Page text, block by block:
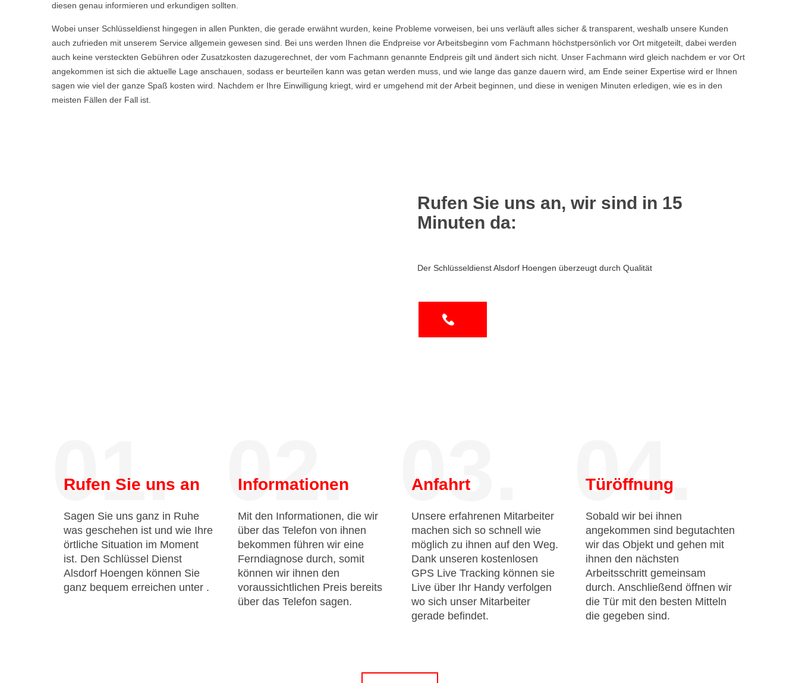
diesen genau informieren und erkundigen sollten.
Wobei unser Schlüsseldienst hingegen in allen Punkten, die gerade erwähnt wurden, keine Probleme vorweisen, bei uns verläuft alles sicher & transparent, weshalb unsere Kunden
auch zufrieden mit unserem Service allgemein gewesen sind. Bei uns werden Ihnen die Endpreise vor Arbeitsbeginn vom Fachmann höchstpersönlich vor Ort mitgeteilt, dabei werden
auch keine versteckten Gebühren oder Zusatzkosten dazugerechnet, der vom Fachmann genannte Endpreis gilt und ändert sich nicht. Unser Fachmann wird gleich nachdem er vor Ort
angekommen ist sich die aktuelle Lage anschauen, sodass er beurteilen kann was getan werden muss, und wie lange das ganze dauern wird, am Ende seiner Expertise wird er Ihnen
sagen wie viel der ganze Spaß kosten wird. Nachdem er Ihre Einwilligung kriegt, wird er umgehend mit der Arbeit beginnen, und diese in wenigen Minuten erledigen, wie es in den
meisten Fällen der Fall ist.
Rufen Sie uns an, wir sind in 15
Minuten da:
Der Schlüsseldienst Alsdorf Hoengen überzeugt durch Qualität
01.
Rufen Sie uns an
Sagen Sie uns ganz in Ruhe
was geschehen ist und wie Ihre
örtliche Situation im Moment
ist. Den Schlüssel Dienst
Alsdorf Hoengen können Sie
ganz bequem erreichen unter .
02.
Informationen
Mit den Informationen, die wir
über das Telefon von ihnen
bekommen führen wir eine
Ferndiagnose durch, somit
können wir ihnen den
voraussichtlichen Preis bereits
über das Telefon sagen.
03.
Anfahrt
Unsere erfahrenen Mitarbeiter
machen sich so schnell wie
möglich zu ihnen auf den Weg.
Dank unseren kostenlosen
GPS Live Tracking können sie
Live über Ihr Handy verfolgen
wo sich unser Mitarbeiter
gerade befindet.
04.
Türöffnung
Sobald wir bei ihnen
angekommen sind begutachten
wir das Objekt und gehen mit
ihnen den nächsten
Arbeitsschritt gemeinsam
durch. Anschließend öffnen wir
die Tür mit den besten Mitteln
die gegeben sind.